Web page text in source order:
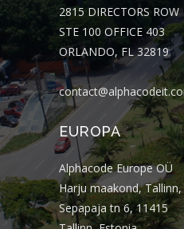
2815 DIRECTORS ROW
STE 100 OFFICE 403
ORLANDO, FL 32819
EUROPA
Alphacode Europe OÜ
Harju maakond,
Sepapaja tn 6, 11415